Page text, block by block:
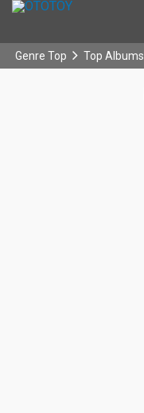
Genre Top Top Albums